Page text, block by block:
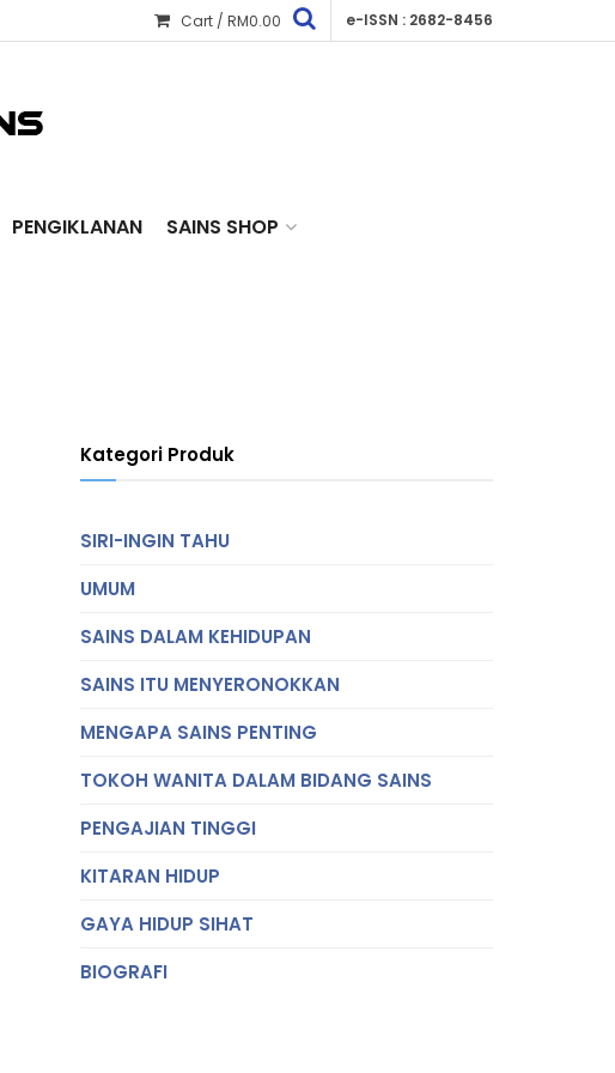
Cart / RM0.00 e-ISSN : 2682-8456
PENGIKLANAN SAINS SHOP
Kategori Produk
SIRI-INGIN TAHU
UMUM
SAINS DALAM KEHIDUPAN
SAINS ITU MENYERONOKKAN
MENGAPA SAINS PENTING
TOKOH WANITA DALAM BIDANG SAINS
PENGAJIAN TINGGI
KITARAN HIDUP
GAYA HIDUP SIHAT
BIOGRAFI